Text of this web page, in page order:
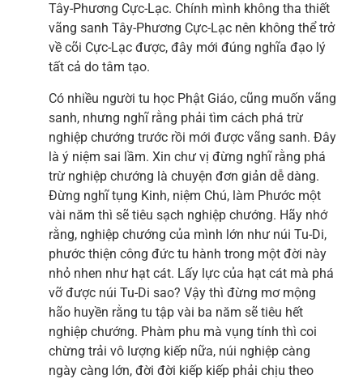
Tây-Phương Cực-Lạc. Chính mình không tha thiết
vãng sanh Tây-Phương Cực-Lạc nên không thể trở
về cõi Cực-Lạc được, đây mới đúng nghĩa đạo lý
tất cả do tâm tạo.
Có nhiều người tu học Phật Giáo, cũng muốn vãng
sanh, nhưng nghĩ rằng phải tìm cách phá trừ
nghiệp chướng trước rồi mới được vãng sanh. Đây
là ý niệm sai lầm. Xin chư vị đừng nghĩ rằng phá
trừ nghiệp chướng là chuyện đơn giản dễ dàng.
Đừng nghĩ tụng Kinh, niệm Chú, làm Phước một
vài năm thì sẽ tiêu sạch nghiệp chướng. Hãy nhớ
rằng, nghiệp chướng của mình lớn như núi Tu-Di,
phước thiện công đức tu hành trong một đời này
nhỏ nhen như hạt cát. Lấy lực của hạt cát mà phá
vỡ được núi Tu-Di sao? Vậy thì đừng mơ mộng
hão huyền rằng tu tập vài ba năm sẽ tiêu hết
nghiệp chướng. Phàm phu mà vụng tính thì coi
chừng trải vô lượng kiếp nữa, núi nghiệp càng
ngày càng lớn, đời đời kiếp kiếp phải chịu theo